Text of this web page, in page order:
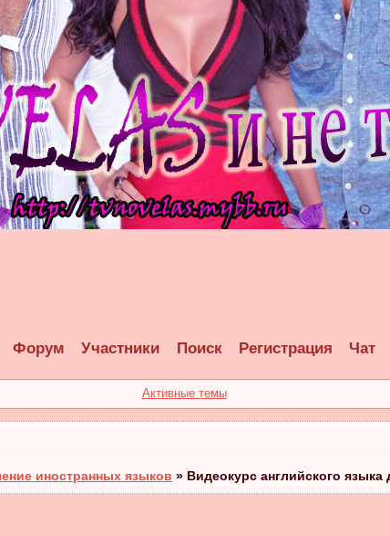
Форум Участники Поиск Регистрация Чат
Активные темы
иностранных языков » Видеокурс английского